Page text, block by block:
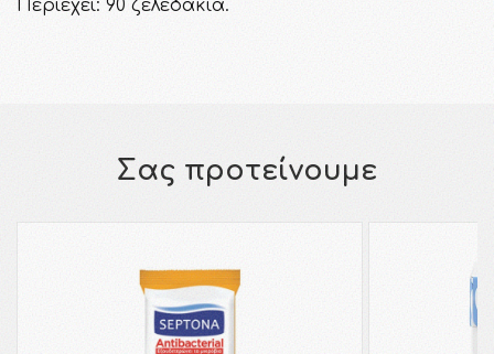
Περιέχει: 90 ζελεδάκια.
Σας προτείνουμε